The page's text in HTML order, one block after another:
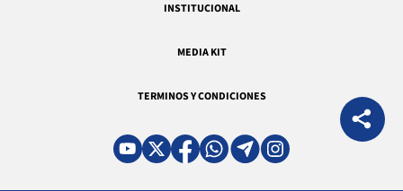
INSTITUCIONAL
MEDIA KIT
TERMINOS Y CONDICIONES